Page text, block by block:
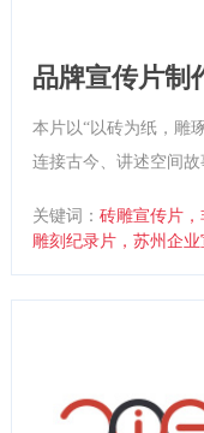
品牌宣传片制
本片以“以砖为纸，雕
连接古今、讲述空间
调文化底蕴、匠心技
关键词：砖雕宣传片
雕刻纪录片，苏州企